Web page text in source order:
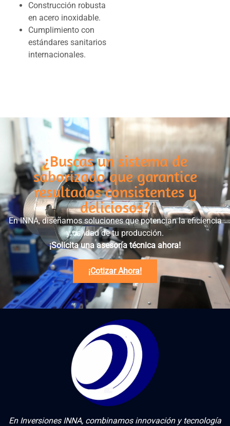
Construcción robusta
en acero inoxidable.
Cumplimiento con
estándares sanitarios
internacionales.
¿Buscas un sistema de
saborizado que garantice
resultados consistentes y
deliciosos?
En INNA, diseñamos soluciones que potencian la eficiencia
y calidad de tu producción.
¡Solicita una asesoría técnica ahora!
¡Cotizar Ahora!
En Inversiones INNA, combinamos innovación y tecnología